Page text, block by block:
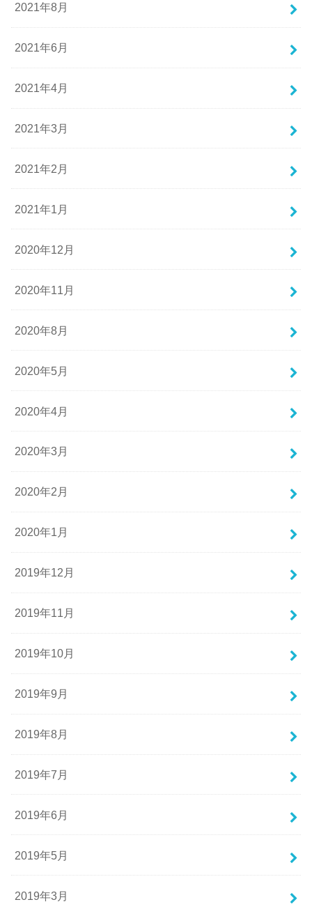
2021年8月
2021年6月
2021年4月
2021年3月
2021年2月
2021年1月
2020年12月
2020年11月
2020年8月
2020年5月
2020年4月
2020年3月
2020年2月
2020年1月
2019年12月
2019年11月
2019年10月
2019年9月
2019年8月
2019年7月
2019年6月
2019年5月
2019年3月